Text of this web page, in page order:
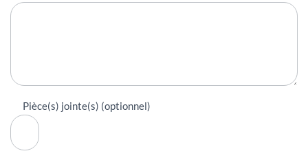
Pièce(s) jointe(s) (optionnel)